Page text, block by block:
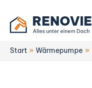
Inhalt
springen
Start Wärmepumpe